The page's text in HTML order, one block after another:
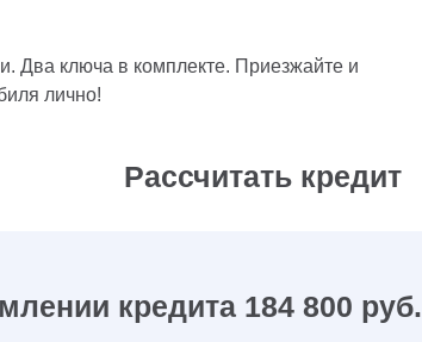
Два ключа в комплекте. Приезжайте и
лично!
Рассчитать кредит
кредита 184 800 руб.